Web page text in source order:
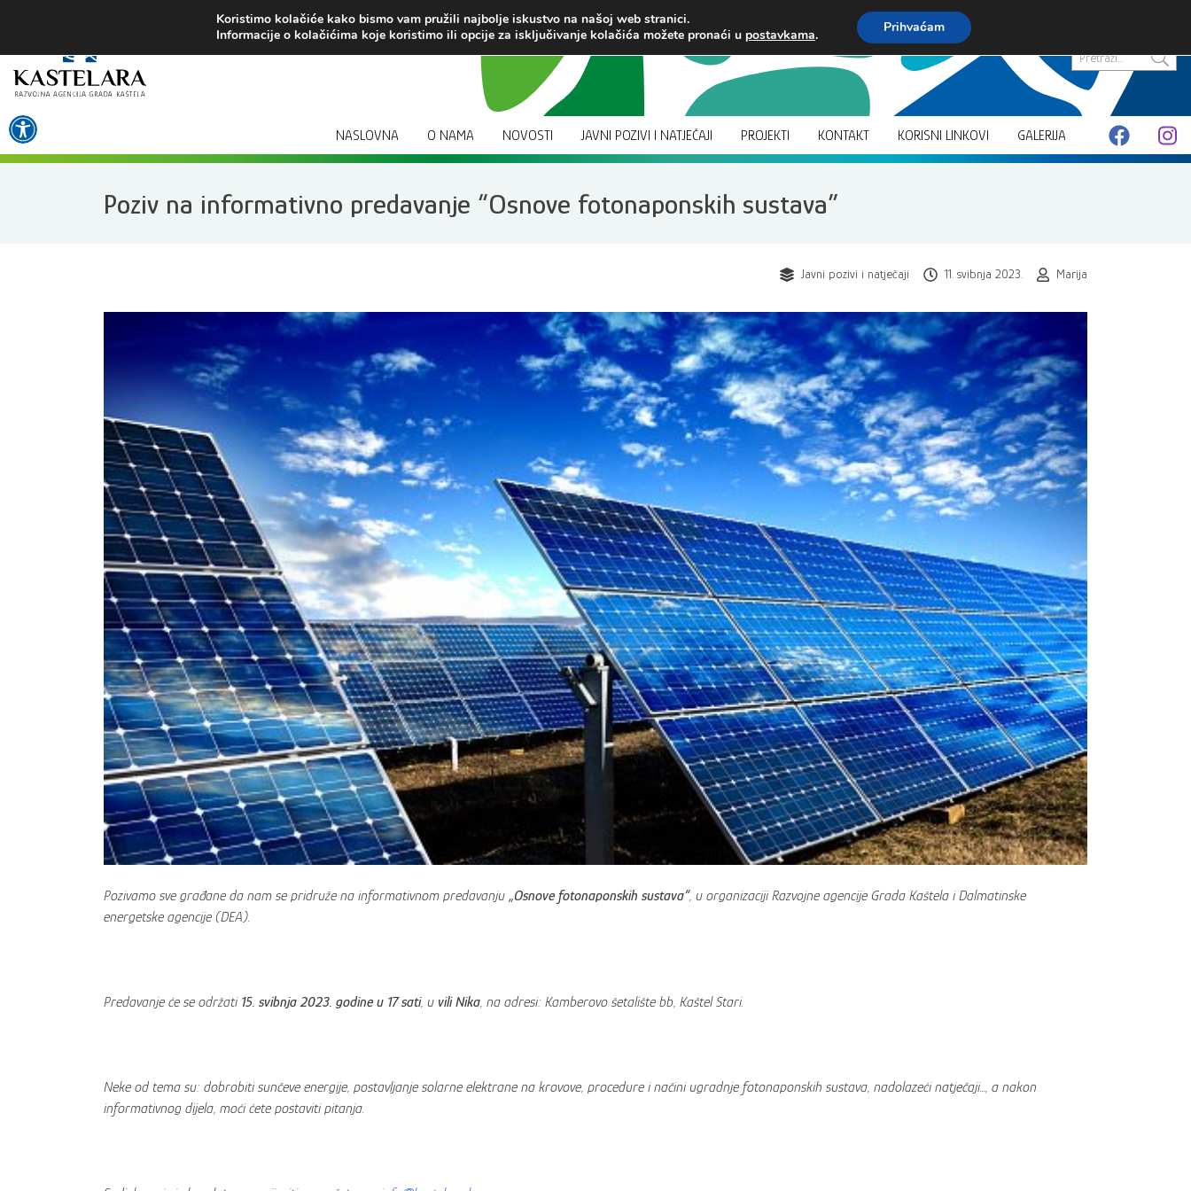
Open toolbar
sadržaj
Pretraži...
NASLOVNA O NAMA NOVOSTI JAVNI POZIVI I NATJEČAJI PROJEKTI KONTAKT KORISNI LINKOVI GALERIJA
Poziv na informativno predavanje “Osnove fotonaponskih sustava”
Javni pozivi i natječaji 11. svibnja 2023. Marija
Pozivamo sve građane da nam se pridruže na informativnom predavanju „Osnove fotonaponskih sustava“, u organizaciji Razvojne agencije Grada Kaštela i Dalmatinske
energetske agencije (DEA).
Predavanje će se održati 15. svibnja 2023. godine u 17 sati, u vili Nika, na adresi: Kamberovo šetalište bb, Kaštel Stari.
Neke od tema su: dobrobiti sunčeve energije, postavljanje solarne elektrane na krovove, procedure i načini ugradnje fotonaponskih sustava, nadolazeći natječaji…, a nakon
informativnog dijela, moći ćete postaviti pitanja.
Koristimo kolačiće kako bismo vam pružili najbolje iskustvo na našoj web stranici.
Informacije o kolačićima koje koristimo ili opcije za isključivanje kolačića možete pronaći u postavkama. Prihvaćam